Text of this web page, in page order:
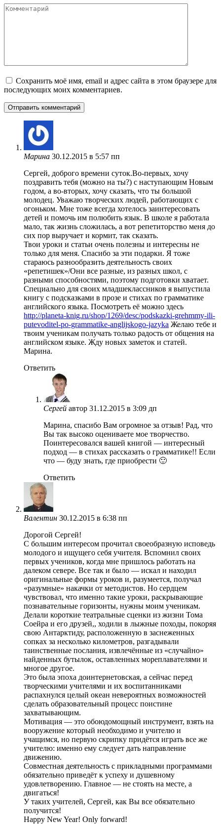
Комментарий
Сохранить моё имя, email и адрес сайта в этом браузере для
последующих моих комментариев.
Марина 30.12.2015 в 5:57 пп
Сергей, доброго времени суток.Во-первых, хочу
поздравить тебя (можно на ты?) с наступающим Новым
годом, а во-вторых, хочу сказать, что ты большой
молодец. Уважаю творческих людей, работающих с
огоньком. Мне тоже всегда хотелось заинтересовать
детей и помочь им полюбить язык. В школе я работала
мало, так жизнь сложилась, а вот репетиторство меня до
сих пор выручает и кормит, так сказать.
Твои уроки и статьи очень полезны и интересны не
только для меня. Спасибо за эти подарки. Я тоже
стараюсь разнообразить деятельность своих
«репетишек»/Они все разные, из разных школ, с
разными способностями, поэтому подготовки хватает.
Специально для своих младшеклассников я выпустила
книгу с подсказками в прозе и стихах по грамматике
английского языка. Посмотреть её можно здесь
http://planeta-knig.ru/shop/1269/desc/podskazki-grehmmy-ili-
putevoditel-po-grammatike-anglijskogo-jazyka Желаю тебе и
твоим ученикам получать только радость от общения на
английском языке. Жду новых заметок и статей.
Марина.
Ответить
Сергей автор 31.12.2015 в 3:09 дп
Марина, спасибо Вам огромное за отзыв! Рад, что
Вы так высоко оцениваете мое творчество.
Поинтересовался вашей книгой — интересный
подход — в стихах рассказать о грамматике!! Если
что — буду знать, где приобрести 🙂
Ответить
Валентин 30.12.2015 в 6:38 пп
Дорогой Сергей!
С большим интересом прочитал своеобразную исповедь
молодого и ищущего себя учителя. Вспомнил своих
первых учеников, когда мне пришлось работать на
далеком севере. Все так и было — искал и находил
оригинальные формы уроков и, разумеется, получал
«разумные» накачки от методистов. Но сердцем
чувствовал, что именно такие уроки, раскрывающие
познавательные горизонты, нужны моим ученикам.
Делали короткие театральные сценки из жизни Тома
Соейра и его друзей,, ходили в лыжные походы, покоряя
свою Антарктиду, расположенную в заснеженных
сопках за несколько километров, разгадывали
таинственные послания, извлечённые из «случайно»
найденных бутылок, оставленных мореплавателями и
многое другое.
Это была эпоха доинтернетовская, а сейчас перед
творческими учителями и их воспитанниками
распахнулся целый океан невероятных возможностей
сделать образовательный процесс поистине
захватывающим.
Мотивация — это обоюдомощный инструмент, взять на
вооружение который необходимо и учителю и
учащимся, но первую скрипку придётся играть все же
учителю: именно ему следует дать направление
движению.
Совместная деятельность с прикладными программами
обязательно приведёт к успеху и душевному
удовлетворению. Главное — не стоять на месте, а
двигаться!
У таких учителей, Сергей, как Вы все обязательно
получится!
Happy New Year! Only forward!